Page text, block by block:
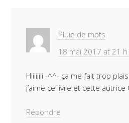
Pluie de mots
18 mai 2017 at 21
Hiiiiiiii -^^- ça me fait trop
j’aime ce livre et cette autrice
Répondre